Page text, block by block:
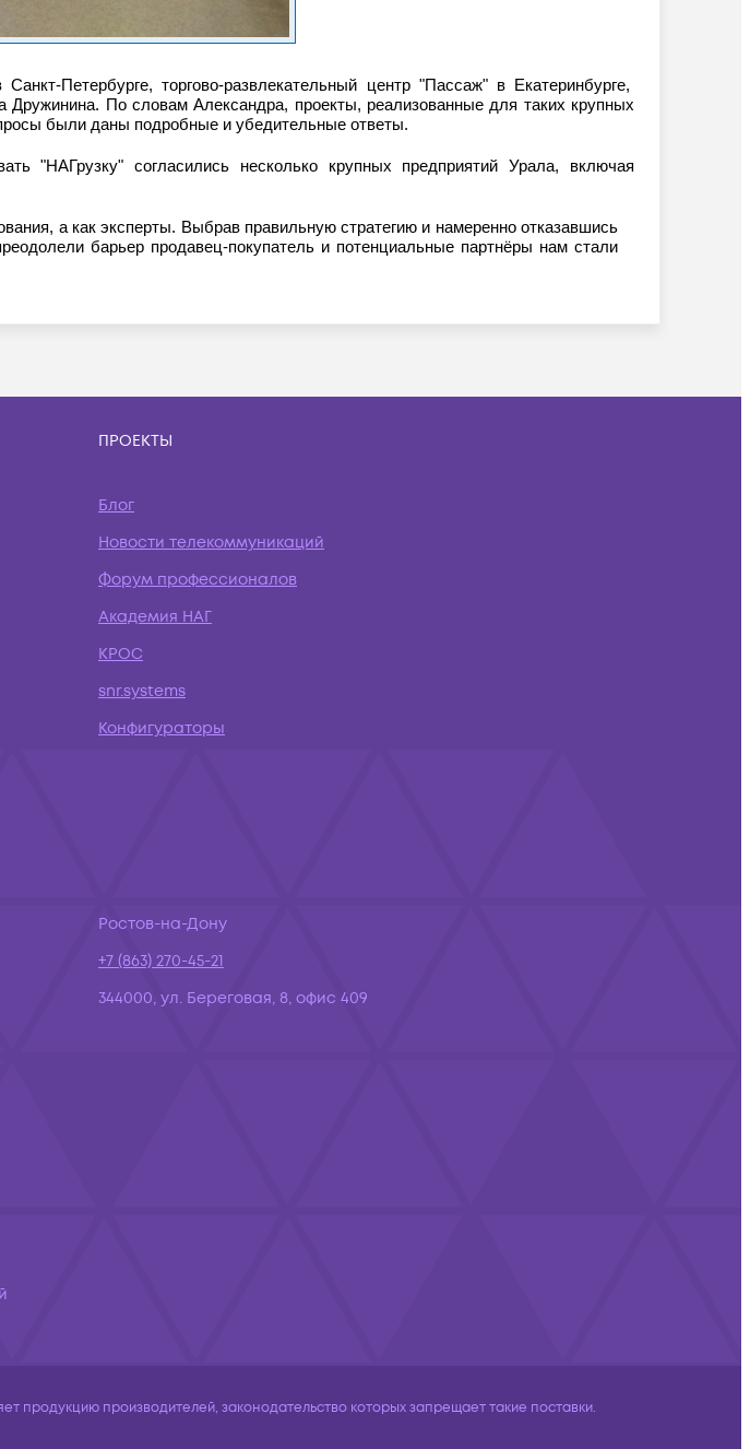
Петербурге, торгово-развлекательный центр "Пассаж" в Екатеринбурге,
По словам Александра, проекты, реализованные для таких крупных
были даны подробные и убедительные ответы.
"НАГрузку" согласились несколько крупных предприятий Урала, включая
а как эксперты. Выбрав правильную стратегию и намеренно отказавшись
барьер продавец-покупатель и потенциальные партнёры нам стали
ПРОЕКТЫ
Блог
Новости телекоммуникаций
Форум профессионалов
Академия НАГ
КРОС
snr.systems
Конфигураторы
Ростов-на-Дону
+7 (863) 270-45-21
344000, ул. Береговая, 8, офис 409
производителей, законодательство которых запрещает такие поставки.